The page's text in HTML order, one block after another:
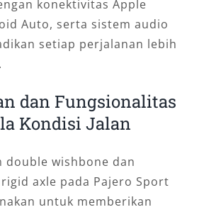
konektivitas Apple
Auto, serta sistem audio
setiap perjalanan lebih
dan Fungsionalitas
Kondisi Jalan
double wishbone dan
axle pada Pajero Sport
untuk memberikan